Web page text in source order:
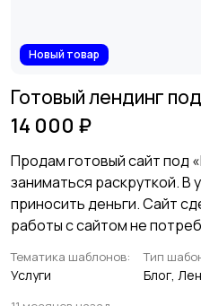
Новый товар
Готовый лендинг
14 000 ₽
Продам готовый сайт под
заниматься раскруткой.
приносить деньги. Сайт
работы с сайтом не
Тематика шаблонов:
Услуги
Тип
Блог,